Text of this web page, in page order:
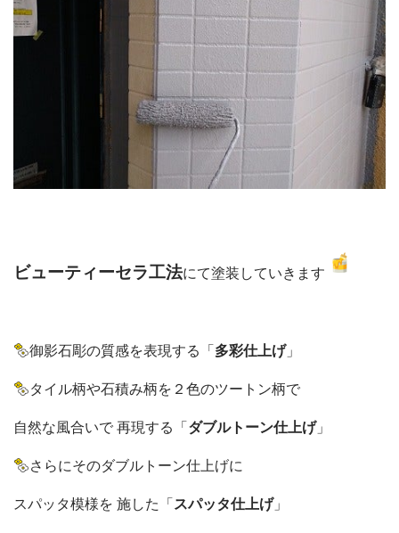
ビューティーセラ工法にて塗装していきます
御影石彫の質感を表現する「 多彩仕上げ」
タイル柄や石積み柄を２色のツートン柄で
自然な風合いで 再現する「 ダブルトーン仕上げ」
さらにそのダブルトーン仕上げに
スパッタ模様を 施した「 スパッタ仕上げ」